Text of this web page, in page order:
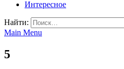
Интересное
Найти:
Main Menu
5